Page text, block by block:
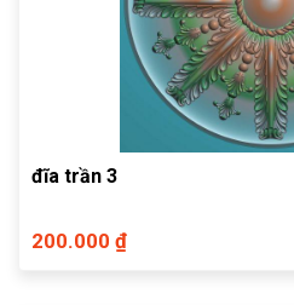
đĩa trần 3
200.000 ₫